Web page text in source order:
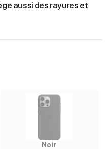
aussi des rayures et
Noir